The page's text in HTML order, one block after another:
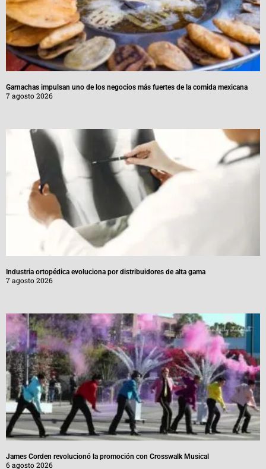
Garnachas impulsan uno de los negocios más fuertes de la comida mexicana
7 agosto 2026
Industria ortopédica evoluciona por distribuidores de alta gama
7 agosto 2026
James Corden revolucionó la promoción con Crosswalk Musical
6 agosto 2026